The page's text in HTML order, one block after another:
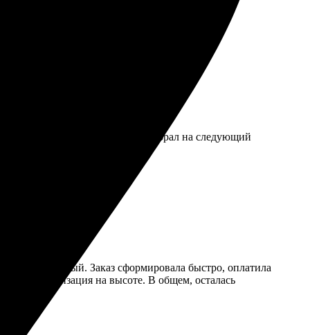
идеальное.
Доставка была быстрой, забрал на следующий
сайта удобный. Заказ сформировала быстро, оплатила
детализация на высоте. В общем, осталась